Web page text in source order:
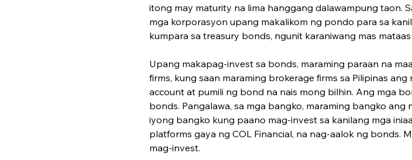
itong may maturity na lima hanggang dalawampung taon.
mga korporasyon upang makalikom ng pondo para sa
kumpara sa treasury bonds, ngunit karaniwang mas
Upang makapag-invest sa bonds, maraming paraan na
firms, kung saan maraming brokerage firms sa Pilipinas
account at pumili ng bond na nais mong bilhin. Ang mga
bonds. Pangalawa, sa mga bangko, maraming bangko
iyong bangko kung paano mag-invest sa kanilang mga
platforms gaya ng COL Financial, na nag-aalok ng bonds.
mag-invest.